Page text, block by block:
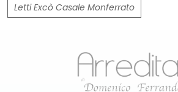
Letti Excò Casale Monferrato